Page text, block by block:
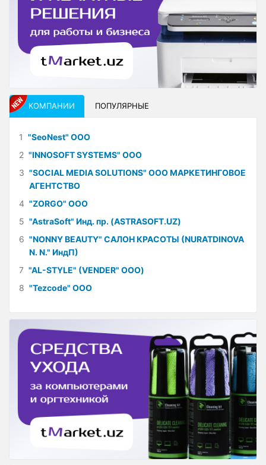
КОМПАНИИ ПОПУЛЯРНЫЕ
1 "SeoNest" ООО
2 "INNOSOFT SYSTEMS" ООО
3 "SOCIAL MEDIA SOLUTIONS" ООО МАРКЕТИНГОВОЕ
АГЕНТСТВО
4 "ZORGO" ООО
5 "AstraSoft" Инд. пр. (ASTRASOFT.UZ)
6 "NONNY BEAUTY" САЛОН КРАСОТЫ (NURATDINOVA
N. N." ИндП)
7 "AL-STYLE" (VENDER" ООО)
8 "Tezcode" ООО